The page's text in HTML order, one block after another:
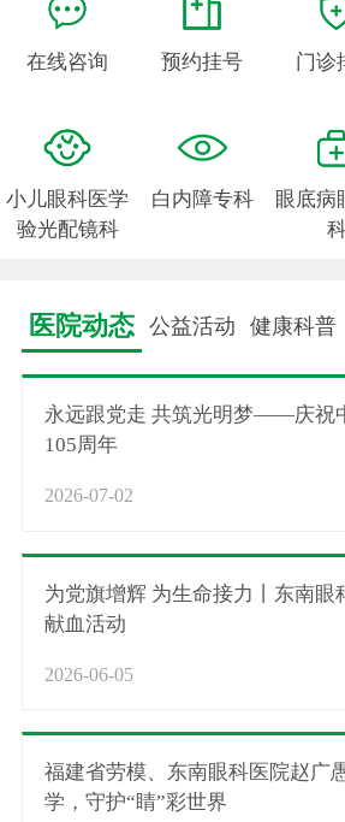
在线咨询 预约挂号 门诊
小儿眼科医学
验光配镜科
白内障专科
眼底病
医院动态 公益活动 健康科普
永远跟党走 共筑光明梦——庆祝中国共产党成立
105周年
2026-07-02
为党旗增辉 为生命接力丨东南眼
献血活动
2026-06-05
福建省劳模、东南眼科医院赵广
学，守护“睛”彩世界